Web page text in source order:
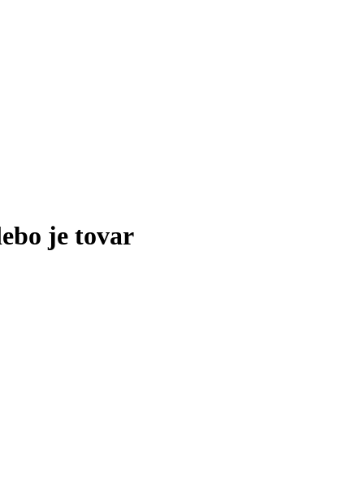
je tovar